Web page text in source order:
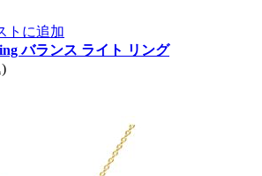
トに追加
バランス ライト リング